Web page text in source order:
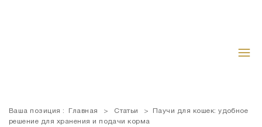
Ваша позиция : Главная > Статьи >
Паучи для кошек: удобное
решение для хранения и подачи корма